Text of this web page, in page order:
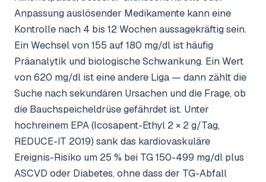
Anpassung auslösender Medikamente kann eine
Kontrolle nach 4 bis 12 Wochen aussagekräftig sein.
Ein Wechsel von 155 auf 180 mg/dl ist häufig
Präanalytik und biologische Schwankung. Ein Wert
von 620 mg/dl ist eine andere Liga — dann zählt die
Suche nach sekundären Ursachen und die Frage, ob
die Bauchspeicheldrüse gefährdet ist. Unter
hochreinem EPA (Icosapent-Ethyl 2 × 2 g/Tag,
REDUCE-IT 2019) sank das kardiovaskuläre
Ereignis-Risiko um 25 % bei TG 150-499 mg/dl plus
ASCVD oder Diabetes, ohne dass der TG-Abfall